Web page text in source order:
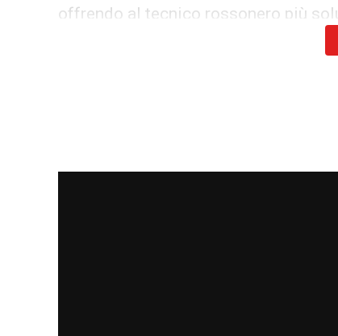
offrendo al tecnico rossonero più
La strada per l’Italia non è però